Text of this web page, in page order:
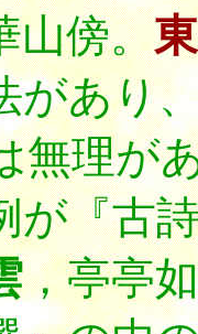
山傍。
があり
無理が
が『古
，亭亭